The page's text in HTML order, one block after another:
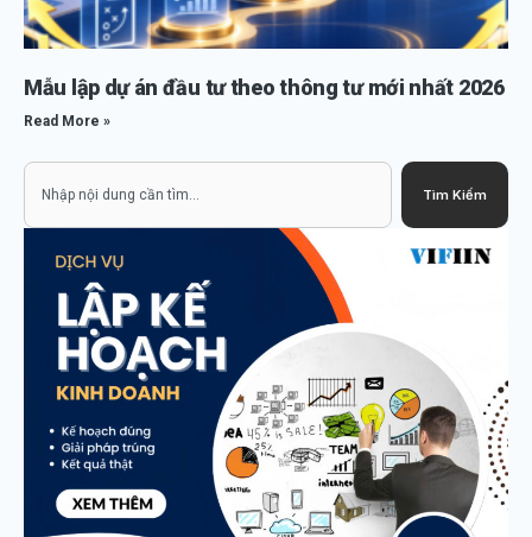
Mẫu lập dự án đầu tư theo thông tư mới nhất 2026
Read More »
Tìm Kiếm